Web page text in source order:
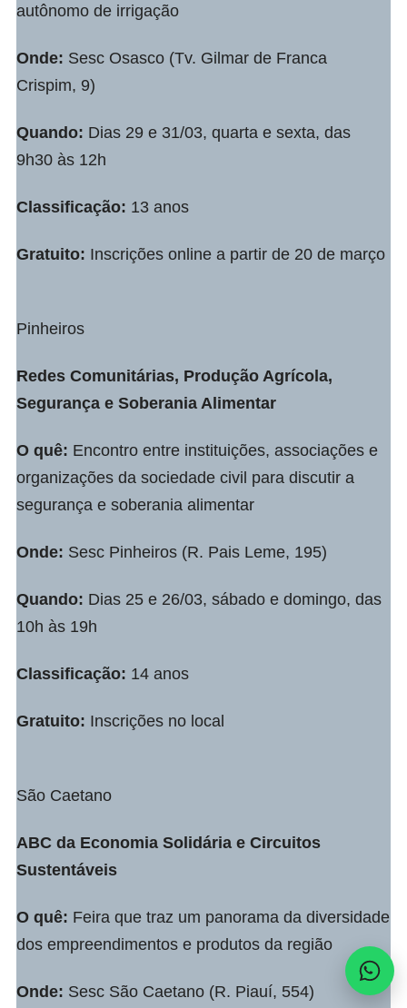
autônomo de irrigação
Onde: Sesc Osasco (Tv. Gilmar de Franca
Crispim, 9)
Quando: Dias 29 e 31/03, quarta e sexta, das
9h30 às 12h
Classificação: 13 anos
Gratuito: Inscrições online a partir de 20 de março
Pinheiros
Redes Comunitárias, Produção Agrícola,
Segurança e Soberania Alimentar
O quê: Encontro entre instituições, associações e
organizações da sociedade civil para discutir a
segurança e soberania alimentar
Onde: Sesc Pinheiros (R. Pais Leme, 195)
Quando: Dias 25 e 26/03, sábado e domingo, das
10h às 19h
Classificação: 14 anos
Gratuito: Inscrições no local
São Caetano
ABC da Economia Solidária e Circuitos
Sustentáveis
O quê: Feira que traz um panorama da diversidade
dos empreendimentos e produtos da região
Onde: Sesc São Caetano (R. Piauí, 554)